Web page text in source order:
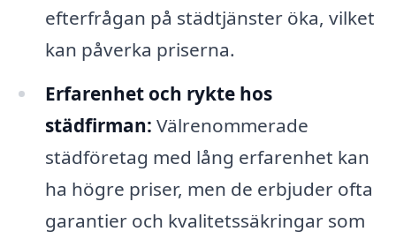
efterfrågan på städtjänster öka, vilket
kan påverka priserna.
Erfarenhet och rykte hos
städfirman: Välrenommerade
städföretag med lång erfarenhet kan
ha högre priser, men de erbjuder ofta
garantier och kvalitetssäkringar som